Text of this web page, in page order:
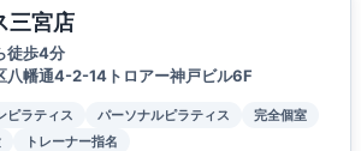
三宮店
徒歩4分
八幡通4-2-14トロアー神戸ビル6F
ピラティス パーソナルピラティス
完全個室
トレーナー指名